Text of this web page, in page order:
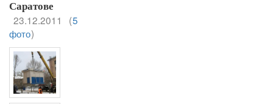
Саратове
23.12.2011 (5
фото)